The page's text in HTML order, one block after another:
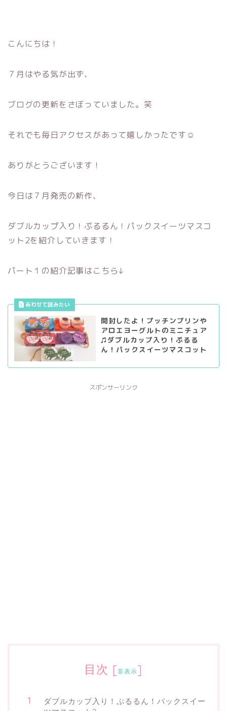
こんにちは！
７月はやる気が出ず、
ブログの更新をさぼっていました。笑
それでも毎日アクセスがあって嬉しかったです☺
ありがとうございます！
今日は７月発売の新作、
ダブルカップ入り！ぷるるん！パックスイーツマスコ
ット2を紹介していきます！
パート１の紹介記事はこちら↓
開封したよ！プッチンプリンや
アロエヨーグルトのミニチュア
♫ダブルカップ入り！ぷるる
ん！パックスイーツマスコット
スポンサーリンク
目次 [非表示]
ダブルカップ入り！ぷるるん！パックスイー